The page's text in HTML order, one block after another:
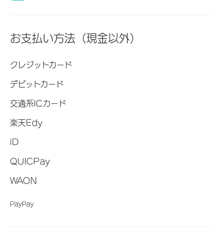
お支払い方法（現金以外）
クレジットカード
デビットカード
交通系ICカード
楽天Edy
iD
QUICPay
WAON
PayPay